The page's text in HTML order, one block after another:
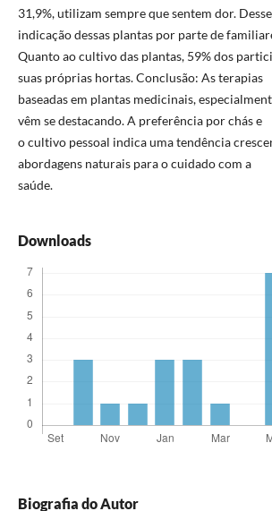
31,9%, utilizam sempre que sentem dor.
indicação dessas plantas por parte de
Quanto ao cultivo das plantas, 59% dos
suas próprias hortas. Conclusão: As terapias
baseadas em plantas medicinais,
vêm se destacando. A preferência por chás e
o cultivo pessoal indica uma tendência
abordagens naturais para o cuidado com a
saúde.
Downloads
Biografia do Autor